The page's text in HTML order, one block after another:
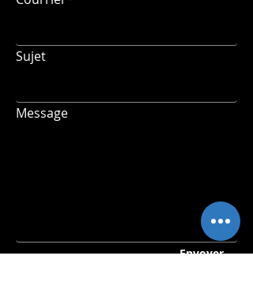
Sujet
Message
Envoyer